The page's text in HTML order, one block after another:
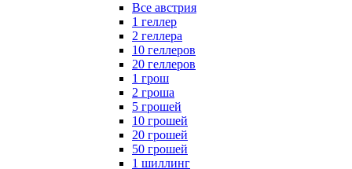
Все австрия
1 геллер
2 геллера
10 геллеров
20 геллеров
1 грош
2 гроша
5 грошей
10 грошей
20 грошей
50 грошей
1 шиллинг